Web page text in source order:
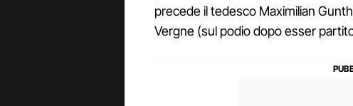
precede il tedesco Maximilian
Vergne (sul podio dopo esser partito